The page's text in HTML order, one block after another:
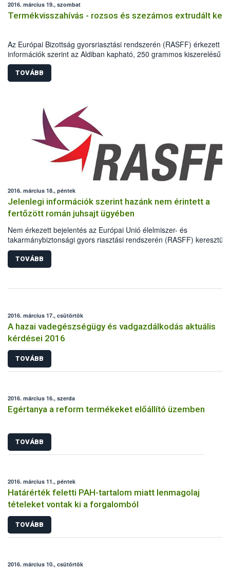
2016. március 19., szombat
Termékvisszahívás - rozsos és szezámos extrudált
Az Európai Bizottság gyorsriasztási rendszerén (RASFF) érkezett
információk szerint az Aldiban kapható, 250 grammos kiszerelésű
rozsos és szezámos extrudált kenyér „Ochratoxin A” penészgomba
toxinnal szennyezett.
TOVÁBB
2016. március 18., péntek
Jelenlegi információk szerint hazánk nem érintett a
fertőzött román juhsajt ügyében
Nem érkezett bejelentés az Európai Unió élelmiszer- és
takarmánybiztonsági gyors riasztási rendszerén (RASFF) keresztül
vonatkozóan, hogy Magyarországon is forgalomba kerültek az E.coli
baktériumfertőzésben érintett román előállítású túró terméktételek.
TOVÁBB
2016. március 17., csütörtök
A hazai vadegészségügy és vadgazdálkodás aktuális
kérdései 2016
TOVÁBB
2016. március 16., szerda
Egértanya a reform termékeket előállító üzemben
TOVÁBB
2016. március 11., péntek
Határérték feletti PAH-tartalom miatt lenmagolaj
tételeket vontak ki a forgalomból
TOVÁBB
2016. március 10., csütörtök